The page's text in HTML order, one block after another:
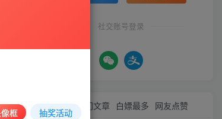
社交账号登录
热门文章 白嫖最多 网友点赞
框 抽奖活动